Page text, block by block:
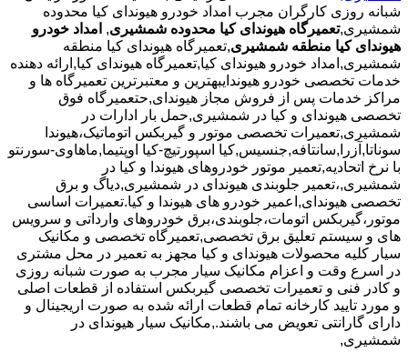
شبانه روزی کارگران مجرب امداد خودرو هیوندای کیا محدوده
شمشیری,تعمیرگاه هیوندای کیا محدوده شمشیری, امداد خودرو
هیوندای کیا منطقه شمشیری,تعمیرگاه هیوندای کیا منطقه
شمشیری,امداد خودرو هیوندای کیا,تعمیرگاه هیوندای کیا,ارائه دهنده
خدمات تخصصی خودرو هیوندایبهترین و معتبرترین تعمیرگاه ها و
مراکز خدمات پس از فروش مجاز هیوندای,حتعمیرگاه فوق
تخصصی هیوندای و کیا در شمشیری,حمل بار ادارات در
شمشیری,تعمیرات تخصصی موتور و گیربکس اتوماتیک،هیوندا
سوناتا,آزرا,سانتافه,جنسیس,کیا اسپورتیچ-کیا اوپتیما‌,ماهاوی-سورنتو
با نرخ اتحادیه,تعمیر موتور خودروهای هیوندا و کیا در
شمشیری,،تعمیر جلوبندی هیوندای در شمشیری,دیاگ و برق
تخصصی هیوندای,اعمیر خودرو های هیوندا و کیا.تعمیرات اساسی
موتور،گیربکس اتومات،جلوبندی،برق خودروهای وارداتی و سرویس
های و سیستم تعلیق برق تخصصی,تعمیرگاه تخصصی و مکانیک
سیار کلیه محصولات هیوندای و کیا مجهز به تعمیر در محل مشتری
در اسرع وقت و اعزام مکانیک سیار مجرب به صورت شبانه روزی
و کادر فنی و تعمیرات تخصصی گیربکس استفاده از قطعات اصلی
و مورد تایید کارخانه تمام قطعات ارائه شده به صورت اریجینال و
دارای گارانتی تعویض می باشند.,مکانیک سیار هیوندای در
شمشیری,